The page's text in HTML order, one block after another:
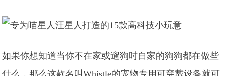
如果你想知道当你不在家或遛狗时自家的狗狗都在做些
什么，那么这款名叫Whistle的宠物专用可穿戴设备就可